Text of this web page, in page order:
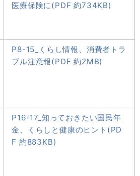
医療保険に(PDF 約734KB)
P8-15_くらし情報、消費者トラ
ブル注意報(PDF 約2MB)
P16-17_知っておきたい国民年
金、くらしと健康のヒント(PD
F 約883KB)